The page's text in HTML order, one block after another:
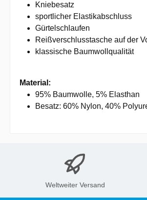
Kniebesatz
sportlicher Elastikabschluss
Gürtelschlaufen
Reißverschlusstasche auf der
klassische Baumwollqualität
Material:
95% Baumwolle, 5% Elasthan
Besatz: 60% Nylon, 40%
Weltweiter Versand